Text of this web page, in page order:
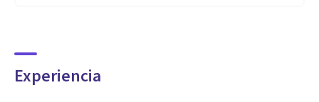
Experiencia